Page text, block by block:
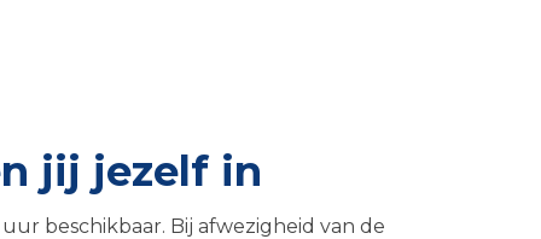
jij jezelf in
beschikbaar. Bij afwezigheid van de